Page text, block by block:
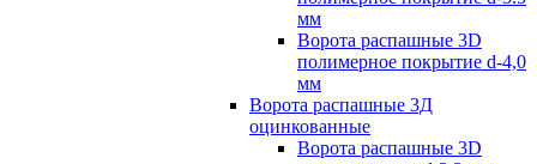
мм
Ворота распашные 3D
полимерное покрытие d-4,0
мм
Ворота распашные 3Д
оцинкованные
Ворота распашные 3D